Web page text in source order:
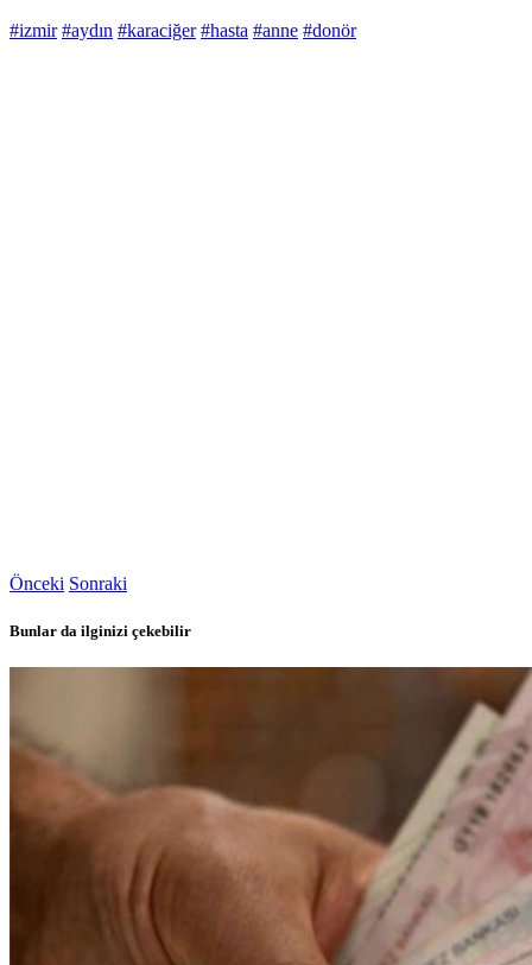
#izmir #aydın #karaciğer #hasta #anne #donör
Önceki Sonraki
Bunlar da ilginizi çekebilir